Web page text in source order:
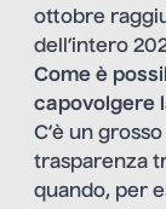
ottobre
dell’intero
Come è
capovolgere
C’è un
trasparenza
quando, per